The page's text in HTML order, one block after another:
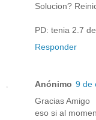
Solucion?
PD: tenia 2.7
Responder
Anónimo 9 de
Gracias Amigo
eso si al